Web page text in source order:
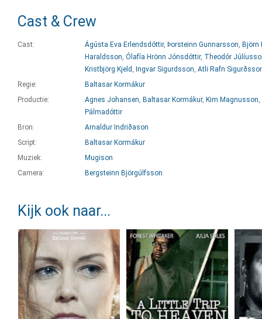
Cast & Crew
Cast: Ágústa Eva Erlendsdóttir, Þorsteinn Gunnarsson, Björn
Haraldsson, Ólafía Hrönn Jónsdóttir, Theodór
Kristbjörg Kjeld , Ingvar Sigurdsson, Atli Rafn
Regie:
Baltasar Kormákur
Productie:
Agnes Johansen, Baltasar Kormákur, Kim Magnusson,
Pálmadóttir
Bron:
Arnaldur Indriðason
Script:
Baltasar Kormákur
Muziek:
Mugison
Camera:
Bergsteinn Björgúlfsson
Kijk ook naar...